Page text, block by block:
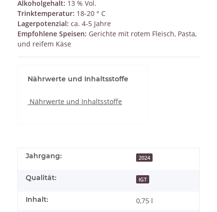
Alkoholgehalt: 13 % Vol.
Trinktemperatur: 18-20 ° C
Lagerpotenzial: ca. 4-5 Jahre
Empfohlene Speisen: Gerichte mit rotem Fleisch, Pasta,
und reifem Käse
Nährwerte und Inhaltsstoffe
Nährwerte und Inhaltsstoffe
Jahrgang: 2024
Qualität: IGT
Inhalt: 0,75 l